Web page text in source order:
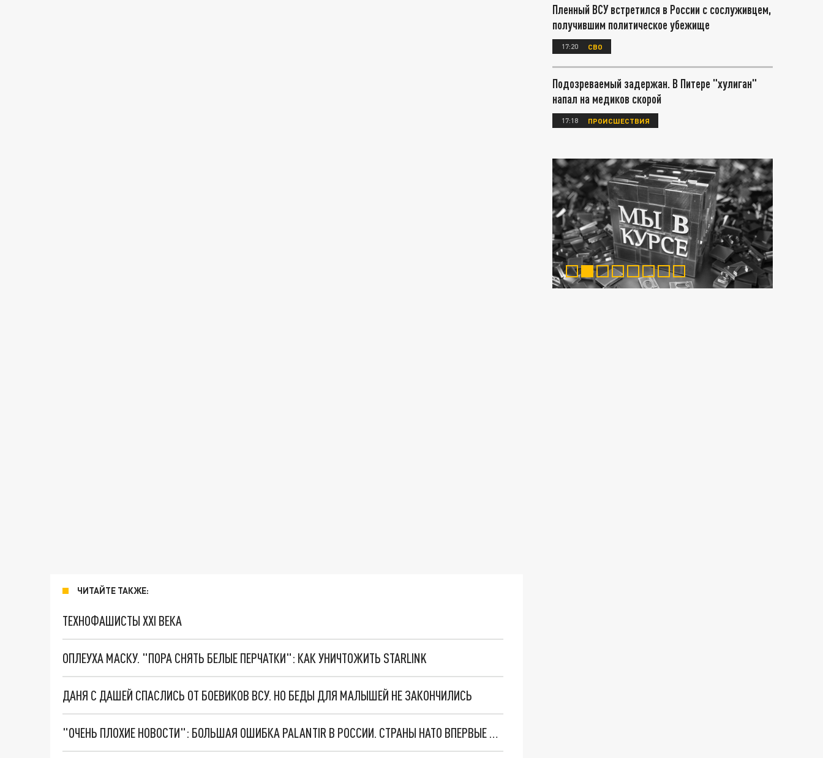
ЧИТАЙТЕ ТАКЖЕ:
ТЕХНОФАШИСТЫ XXI ВЕКА
ОПЛЕУХА МАСКУ. "ПОРА СНЯТЬ БЕЛЫЕ ПЕРЧАТКИ": КАК УНИЧТОЖИТЬ STARLINK
ДАНЯ С ДАШЕЙ СПАСЛИСЬ ОТ БОЕВИКОВ ВСУ. НО БЕДЫ ДЛЯ МАЛЫШЕЙ НЕ ЗАКОНЧИЛИСЬ
"ОЧЕНЬ ПЛОХИЕ НОВОСТИ": БОЛЬШАЯ ОШИБКА PALANTIR В РОССИИ. СТРАНЫ НАТО ВПЕРВЫЕ ЗА СВО ОСТАНОВИЛИ ПОСТАВКИ ОРУЖИЯ. ВСУ ТЕРЯЮТ ПРИГРАНИЧЬЕ?
Пленный ВСУ встретился в России с сослуживцем,
получившим политическое убежище
17:20 СВО
Подозреваемый задержан. В Питере "хулиган"
напал на медиков скорой
17:18 ПРОИСШЕСТВИЯ